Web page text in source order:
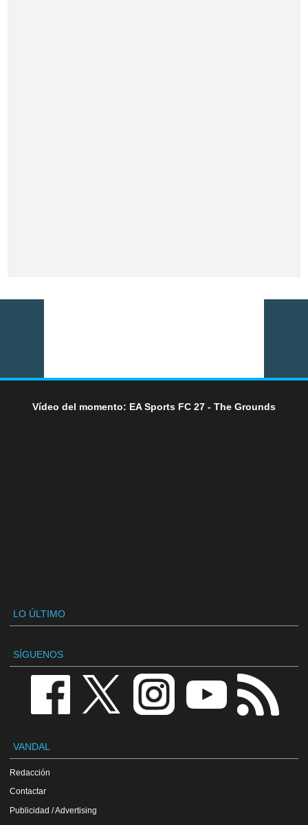
Vídeo del momento: EA Sports FC 27 - The Grounds
LO ÚLTIMO
SÍGUENOS
VANDAL
Redacción
Contactar
Publicidad / Advertising